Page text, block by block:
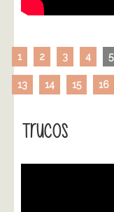
1 2 3 4 5
13 14 15 16
Trucos